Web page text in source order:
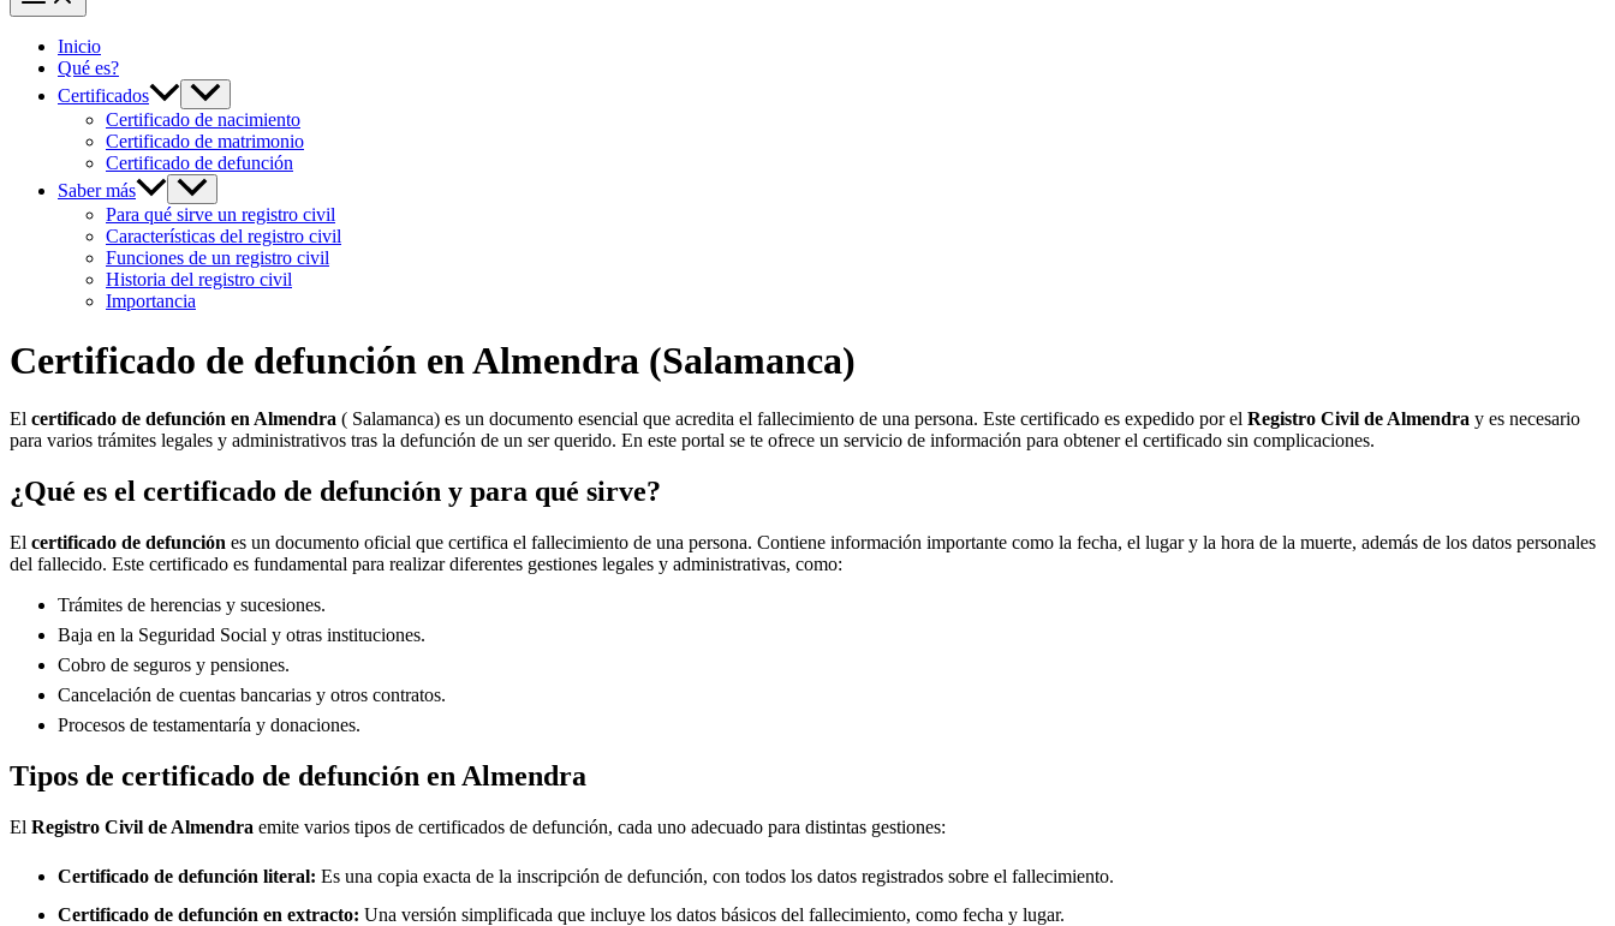
Inicio
Qué es?
Certificados
Certificado de nacimiento
Certificado de matrimonio
Certificado de defunción
Saber más
Para qué sirve un registro civil
Características del registro civil
Funciones de un registro civil
Historia del registro civil
Importancia
Certificado de defunción enAlmendra (Salamanca)
El certificado de defunción en Almendra ( Salamanca) es un documento esencial que acredita el fallecimiento de una persona. Este certificado es expedido por el Registro Civil de Almendra y es necesario
para varios trámites legales y administrativos tras la defunción de un ser querido. En este portal se te ofrece un servicio de información para obtener el certificado sin complicaciones.
¿Qué es el certificado de defunción y para qué sirve?
El certificado de defunción es un documento oficial que certifica el fallecimiento de una persona. Contiene información importante como la fecha, el lugar y la hora de la muerte, además de los datos personales
del fallecido. Este certificado es fundamental para realizar diferentes gestiones legales y administrativas, como:
Trámites de herencias y sucesiones.
Baja en la Seguridad Social y otras instituciones.
Cobro de seguros y pensiones.
Cancelación de cuentas bancarias y otros contratos.
Procesos de testamentaría y donaciones.
Tipos de certificado de defunción en Almendra
El Registro Civil de Almendra emite varios tipos de certificados de defunción, cada uno adecuado para distintas gestiones:
Certificado de defunción literal: Es una copia exacta de la inscripción de defunción, con todos los datos registrados sobre el fallecimiento.
Certificado de defunción en extracto: Una versión simplificada que incluye los datos básicos del fallecimiento, como fecha y lugar.